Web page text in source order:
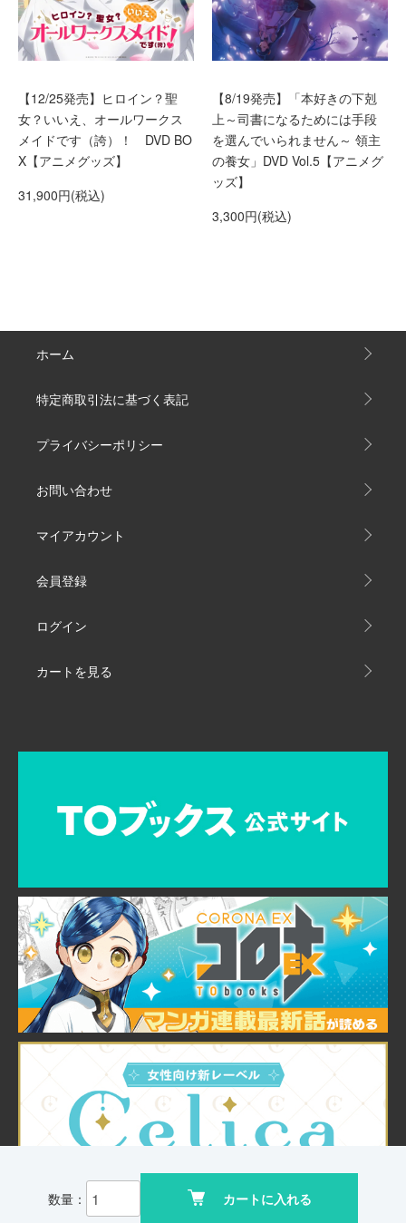
数量： カートに入れる
【12/25発売】ヒロイン？聖
女？いいえ、オールワークス
メイドです（誇）！ DVD BO
X【アニメグッズ】
31,900円(税込)
【8/19発売】「本好きの下剋
上～司書になるためには手段
を選んでいられません～ 領主
の養女」DVD Vol.5【アニメグ
ッズ】
3,300円(税込)
ホーム
特定商取引法に基づく表記
プライバシーポリシー
お問い合わせ
マイアカウント
会員登録
ログイン
カートを見る